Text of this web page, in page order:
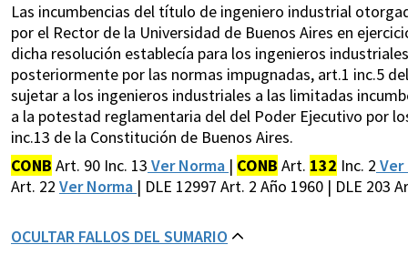
Las incumbencias del título de ingeniero industrial
por el Rector de la Universidad de Buenos Aires en
dicha resolución establecía para los ingenieros
posteriormente por las normas impugnadas, art.1 inc.5
sujetar a los ingenieros industriales a las limitadas
a la potestad reglamentaria del del Poder Ejecutivo por
inc.13 de la Constitución de Buenos Aires.
CONB Art. 90 Inc. 13 Ver Norma | CONB Art. 132 Inc. 2
Art. 22 Ver Norma | DLE 12997 Art. 2 Año 1960 | DLE 203
OCULTAR FALLOS DEL SUMARIO